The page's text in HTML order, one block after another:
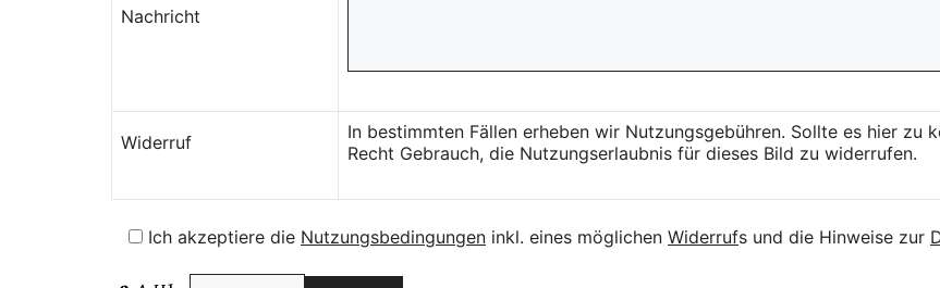
Nachricht
Widerruf
In bestimmten Fällen erheben wir Nutzungsgebühren. Sollte es hier zu
Recht Gebrauch, die Nutzungserlaubnis für dieses Bild zu widerrufen.
Ich akzeptiere die Nutzungsbedingungen inkl. eines möglichen Widerrufs und die Hinweise zur